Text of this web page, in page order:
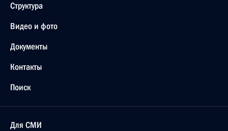
Структура
Видео и фото
Документы
Контакты
Поиск
Для СМИ